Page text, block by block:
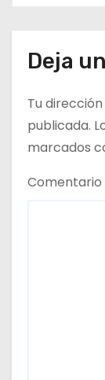
n
r
a
d
Deja
Tu
publicada.
marcados
Comentario